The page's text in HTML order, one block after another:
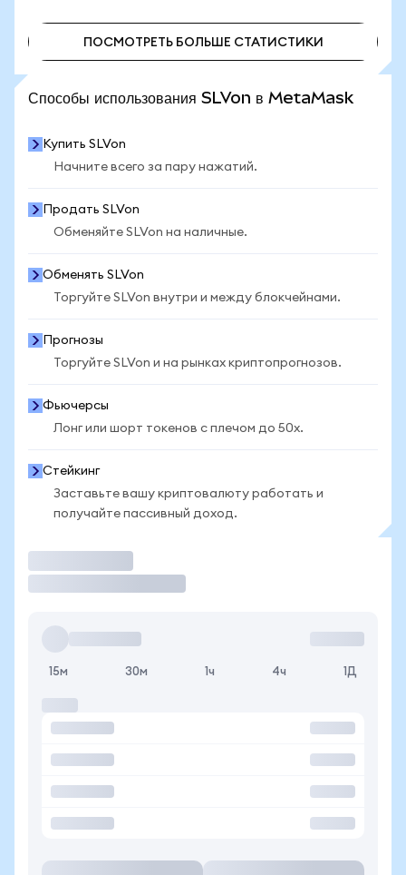
ПОСМОТРЕТЬ БОЛЬШЕ СТАТИСТИКИ
Способы использования SLVon в MetaMask
Купить SLVon
Начните всего за пару нажатий.
Продать SLVon
Обменяйте SLVon на наличные.
Обменять SLVon
Торгуйте SLVon внутри и между блокчейнами.
Прогнозы
Торгуйте SLVon и на рынках криптопрогнозов.
Фьючерсы
Лонг или шорт токенов с плечом до 50x.
Стейкинг
Заставьте вашу криптовалюту работать и
получайте пассивный доход.
15м 30м 1ч 4ч 1Д